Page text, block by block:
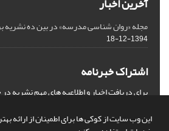
این وب سایت از کوکی ها برای اطمینان از ارائه
مجله «روان شناسی مدرسه» در بین ده نشریه
1394-12-18
اشتراک خبرنامه
برای دریافت اخبار و اطلاعیه های مهم نشریه